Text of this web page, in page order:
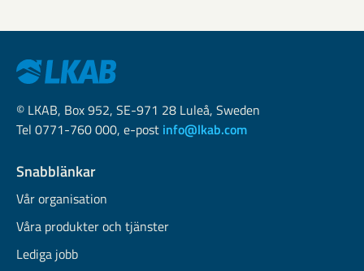
© LKAB, Box 952, SE-971 28 Luleå, Sweden
Tel 0771-760 000, e-post info@lkab.com
Snabblänkar
Vår organisation
Våra produkter och tjänster
Lediga jobb